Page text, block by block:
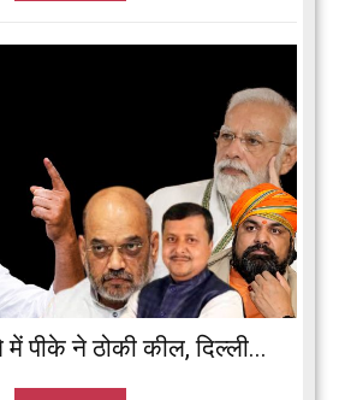
पीके ने ठोकी कील, दिल्ली...